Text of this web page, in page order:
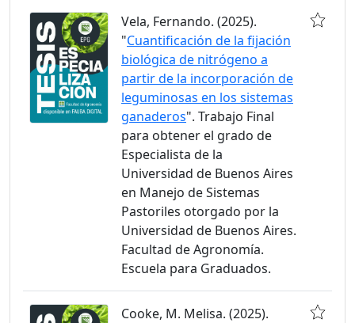
Vela, Fernando. (2025).
"Cuantificación de la fijación
biológica de nitrógeno a
partir de la incorporación de
leguminosas en los sistemas
ganaderos". Trabajo Final
para obtener el grado de
Especialista de la
Universidad de Buenos Aires
en Manejo de Sistemas
Pastoriles otorgado por la
Universidad de Buenos Aires.
Facultad de Agronomía.
Escuela para Graduados.
Cooke, M. Melisa. (2025).